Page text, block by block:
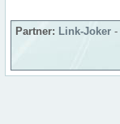
Partner: Link-Joker -